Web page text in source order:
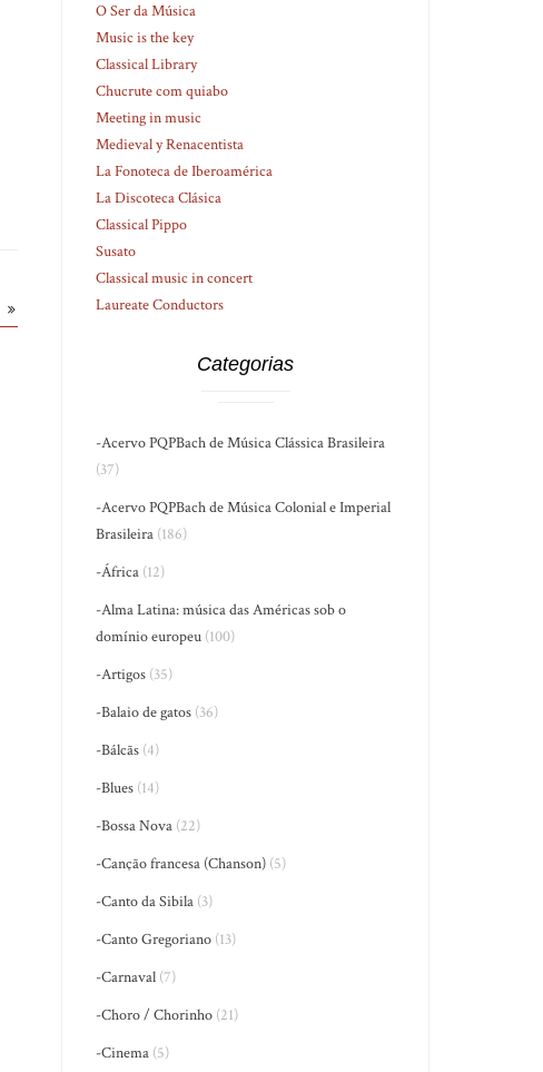
O Ser da Música
Music is the key
Classical Library
Chucrute com quiabo
Meeting in music
Medieval y Renacentista
La Fonoteca de Iberoamérica
La Discoteca Clásica
Classical Pippo
Susato
Classical music in concert
Laureate Conductors
Categorias
-Acervo PQPBach de Música Clássica Brasileira
(37)
-Acervo PQPBach de Música Colonial e Imperial
Brasileira (186)
-África (12)
-Alma Latina: música das Américas sob o
domínio europeu (100)
-Artigos (35)
-Balaio de gatos (36)
-Bálcãs (4)
-Blues (14)
-Bossa Nova (22)
-Canção francesa (Chanson) (5)
-Canto da Sibila (3)
-Canto Gregoriano (13)
-Carnaval (7)
-Choro / Chorinho (21)
-Cinema (5)